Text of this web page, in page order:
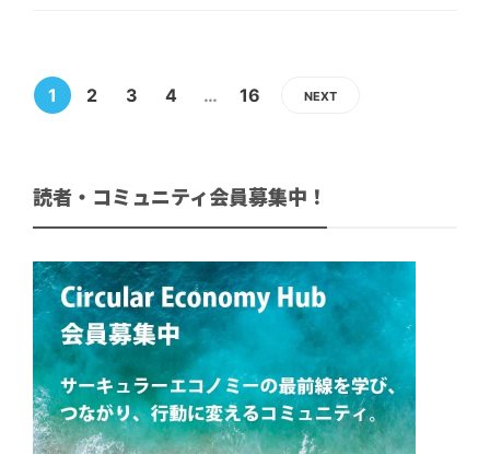
1 2 3 4 … 16 NEXT
読者・コミュニティ会員募集中！